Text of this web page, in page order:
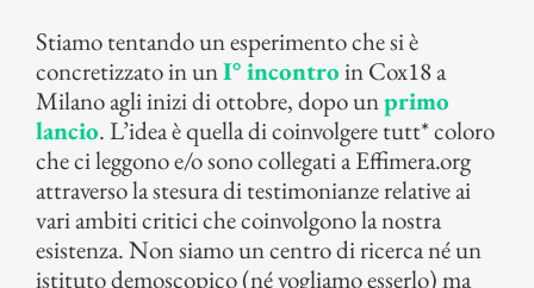
Stiamo tentando un esperimento che si è
concretizzato in unI° incontroin Cox18 a
Milano agli inizi di ottobre, dopo unprimo
lancio. L’idea è quella di coinvolgere tutt* coloro
che ci leggono e/o sono collegati a Effimera.org
attraverso la stesura di testimonianze relative ai
vari ambiti critici che coinvolgono la nostra
esistenza. Non siamo un centro di ricerca né un
istituto demoscopico (né vogliamo esserlo) ma